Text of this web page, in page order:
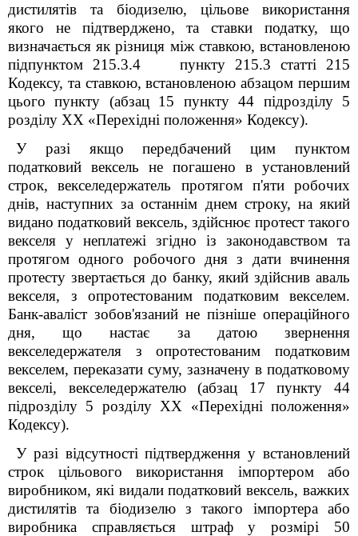
дистилятів та біодизелю, цільове використання
якого не підтверджено, та ставки податку, що
визначається як різниця між ставкою, встановленою
підпунктом 215.3.4 пункту 215.3 статті 215
Кодексу, та ставкою, встановленою абзацом першим
цього пункту (абзац 15 пункту 44 підрозділу 5
розділу ХХ «Перехідні положення» Кодексу).
У разі якщо передбачений цим пунктом
податковий вексель не погашено в установлений
строк, векселедержатель протягом п'яти робочих
днів, наступних за останнім днем строку, на який
видано податковий вексель, здійснює протест такого
векселя у неплатежі згідно із законодавством та
протягом одного робочого дня з дати вчинення
протесту звертається до банку, який здійснив аваль
векселя, з опротестованим податковим векселем.
Банк-аваліст зобов'язаний не пізніше операційного
дня, що настає за датою звернення
векселедержателя з опротестованим податковим
векселем, переказати суму, зазначену в податковому
векселі, векселедержателю (абзац 17 пункту 44
підрозділу 5 розділу ХХ «Перехідні положення»
Кодексу).
У разі відсутності підтвердження у встановлений
строк цільового використання імпортером або
виробником, які видали податковий вексель, важких
дистилятів та біодизелю з такого імпортера або
виробника справляється штраф у розмірі 50